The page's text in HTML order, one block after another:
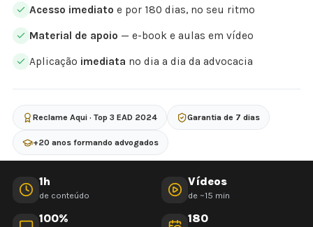
Acesso imediato e por 180 dias, no seu ritmo
Material de apoio — e-book e aulas em vídeo
Aplicação imediata no dia a dia da advocacia
Reclame Aqui · Top 3 EAD 2024 Garantia de 7 dias
+20 anos formando advogados
1h
de conteúdo
Vídeos
de ~15 min
100% 180